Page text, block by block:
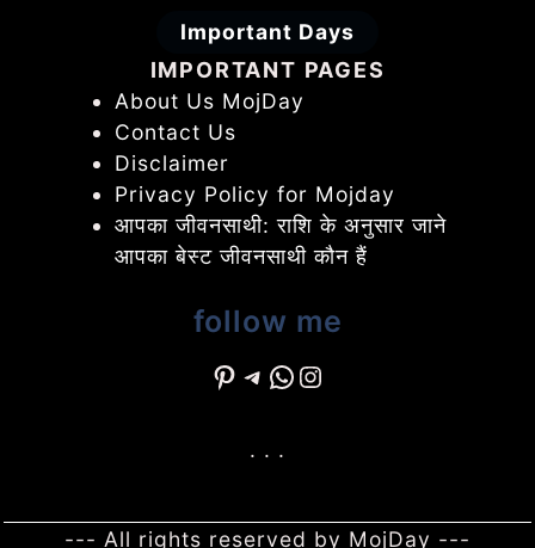
Important Days
IMPORTANT PAGES
About Us MojDay
Contact Us
Disclaimer
Privacy Policy for Mojday
आपका जीवनसाथी: राशि के अनुसार जाने
आपका बेस्ट जीवनसाथी कौन हैं
follow me
Pinterest
Telegram
WhatsApp
Instagram
. . .
--- All rights reserved by MojDay ---